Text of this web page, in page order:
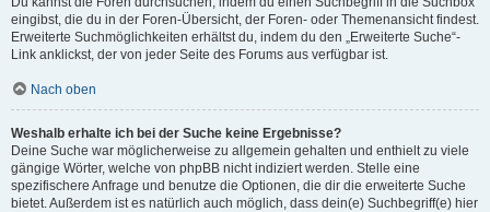
eingibst, die du in der Foren-Übersicht, der Foren- oder Themenansicht findest.
Erweiterte Suchmöglichkeiten erhältst du, indem du den „Erweiterte Suche“-
Link anklickst, der von jeder Seite des Forums aus verfügbar ist.
Nach oben
Weshalb erhalte ich bei der Suche keine Ergebnisse?
Deine Suche war möglicherweise zu allgemein gehalten und enthielt zu viele
gängige Wörter, welche von phpBB nicht indiziert werden. Stelle eine
spezifischere Anfrage und benutze die Optionen, die dir die erweiterte Suche
bietet. Außerdem ist es natürlich auch möglich, dass dein(e) Suchbegriff(e) hier